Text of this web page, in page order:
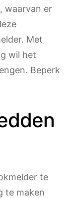
waarvan er
Met
wil het
Beperk
te
te maken